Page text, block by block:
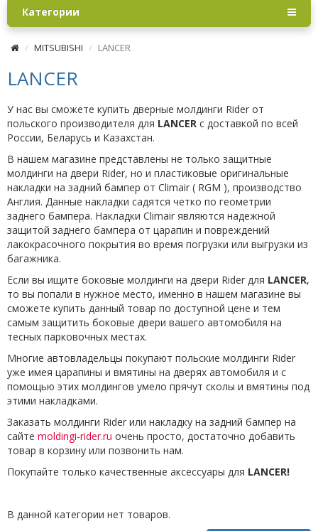
Категории
MITSUBISHI LANCER
LANCER
У нас вы сможете купить дверные молдинги Rider от
польского производителя для LANCER с доставкой по всей
России, Беларусь и Казахстан.
В нашем магазине представлены не только защитные
молдинги на двери Rider, но и пластиковые оригинальные
накладки на задний бампер от Climair ( RGM ), производство
Англия. Данные накладки садятся четко по геометрии
заднего бампера. Накладки Climair являются надежной
защитой заднего бампера от царапин и повреждений
лакокрасочного покрытия во время погрузки или выгрузки из
багажника.
Если вы ищите боковые молдинги на двери Rider для LANCER,
то вы попали в нужное место, именно в нашем магазине вы
сможете купить данный товар по доступной цене и тем
самым защитить боковые двери вашего автомобиля на
тесных парковочных местах.
Многие автовладельцы покупают польские молдинги Rider
уже имея царапины и вмятины на дверях автомобиля и с
помощью этих молдингов умело прячут сколы и вмятины под
этими накладками.
Заказать молдинги Rider или накладку на задний бампер на
сайте moldingi-rider.ru очень просто, достаточно добавить
товар в корзину или позвонить нам.
Покупайте только качественные аксессуары для LANCER!
В данной категории нет товаров.